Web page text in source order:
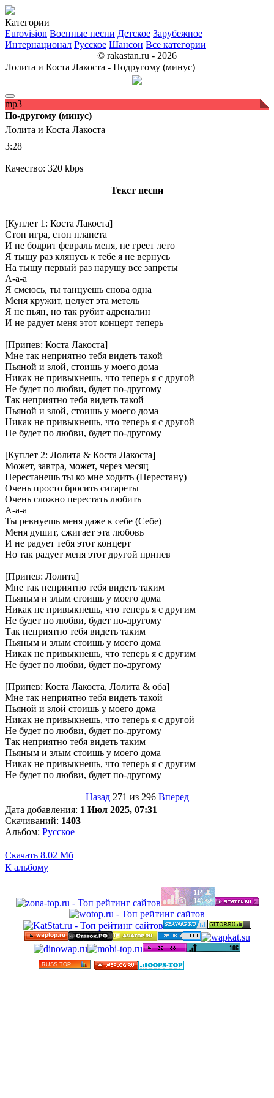
Категории
Eurovision Военные песни Детское Зарубежное
Интернационал Русское Шансон Все категории
© rakastan.ru - 2026
Лолита и Коста Лакоста - Подругому (минус)
mp3
По-другому (минус)
Лолита и Коста Лакоста
3:28
Качество: 320 kbps
Текст песни
[Куплет 1: Коста Лакоста]
Стоп игра, стоп планета
И не бодрит февраль меня, не греет лето
Я тыщу раз клянусь к тебе я не вернусь
На тыщу первый раз нарушу все запреты
А-а-а
Я смеюсь, ты танцуешь снова одна
Меня кружит, целует эта метель
Я не пьян, но так рубит адреналин
И не радует меня этот концерт теперь
[Припев: Коста Лакоста]
Мне так неприятно тебя видеть такой
Пьяной и злой, стоишь у моего дома
Никак не привыкнешь, что теперь я с другой
Не будет по любви, будет по-другому
Так неприятно тебя видеть такой
Пьяной и злой, стоишь у моего дома
Никак не привыкнешь, что теперь я с другой
Не будет по любви, будет по-другому
[Куплет 2: Лолита & Коста Лакоста]
Может, завтра, может, через месяц
Перестанешь ты ко мне ходить (Перестану)
Очень просто бросить сигареты
Очень сложно перестать любить
А-а-а
Ты ревнуешь меня даже к себе (Себе)
Меня душит, сжигает эта любовь
И не радует тебя этот концерт
Но так радует меня этот другой припев
[Припев: Лолита]
Мне так неприятно тебя видеть таким
Пьяным и злым стоишь у моего дома
Никак не привыкнешь, что теперь я с другим
Не будет по любви, будет по-другому
Так неприятно тебя видеть таким
Пьяным и злым стоишь у моего дома
Никак не привыкнешь, что теперь я с другим
Не будет по любви, будет по-другому
[Припев: Коста Лакоста, Лолита & оба]
Мне так неприятно тебя видеть такой
Пьяной и злой стоишь у моего дома
Никак не привыкнешь, что теперь я с другой
Не будет по любви, будет по-другому
Так неприятно тебя видеть таким
Пьяным и злым стоишь у моего дома
Никак не привыкнешь, что теперь я с другим
Не будет по любви, будет по-другому
Назад 271 из 296 Вперед
Дата добавления: 1 Июл 2025, 07:31
Скачиваний: 1403
Альбом: Русское
Скачать 8.02 Мб
К альбому